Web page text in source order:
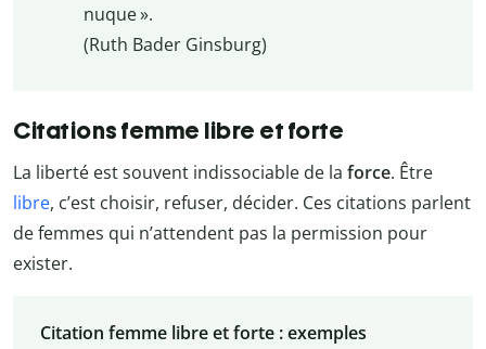
nuque ».
(Ruth Bader Ginsburg)
Citations femme libre et forte
La liberté est souvent indissociable de la force. Être
libre, c’est choisir, refuser, décider. Ces citations parlent
de femmes qui n’attendent pas la permission pour
exister.
Citation femme libre et forte : exemples